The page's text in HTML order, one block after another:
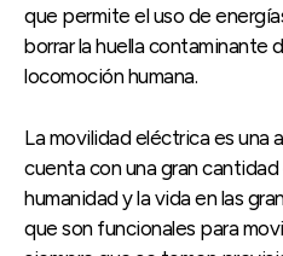
que permite el uso de
borrar la huella contaminante
locomoción humana.
La movilidad eléctrica es una
cuenta con una gran
humanidad y la vida en las
que son funcionales para